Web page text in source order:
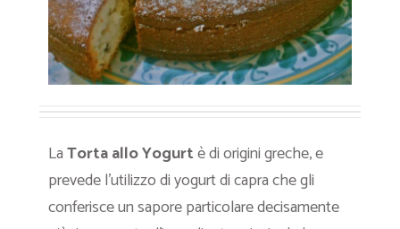
LaTorta allo Yogurtè di origini greche, e
prevede l’utilizzo di yogurt di capra che gli
conferisce un sapore particolare decisamente